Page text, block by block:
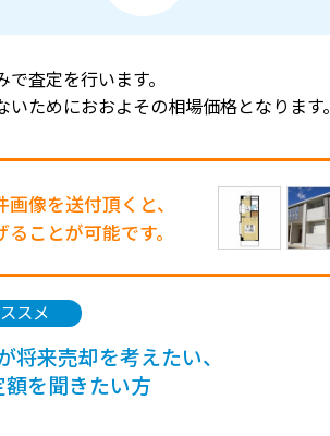
査定を行います。
ためにおおよその相場価格となります。
像を送付頂くと、
ことが可能です。
スメ
来売却を考えたい、
を聞きたい方